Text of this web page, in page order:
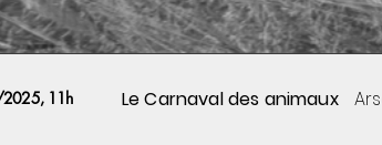
11h Le Carnaval des animaux